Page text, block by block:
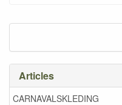
Articles
CARNAVALSKLEDING